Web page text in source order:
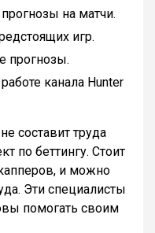
на матчи.
игр.
прогнозы.
канала Hunter
составит труда
по беттингу. Стоит
и можно
Эти специалисты
помогать своим